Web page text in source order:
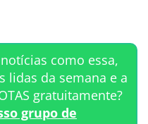
como essa,
lidas da semana e a
gratuitamente?
grupo de